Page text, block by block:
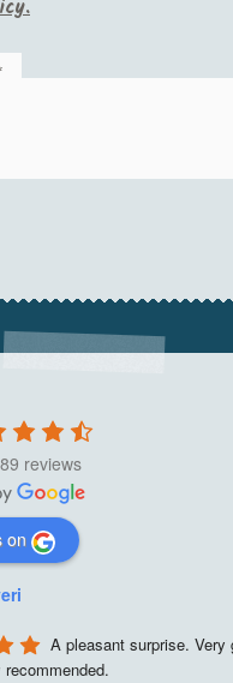
reviews
on
A pleasant surprise. Very